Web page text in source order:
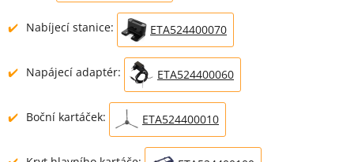
Nabíjecí stanice: ETA524400070
Napájecí adaptér: ETA524400060
Boční kartáček: ETA524400010